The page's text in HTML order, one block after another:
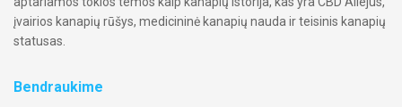
įvairios kanapių rūšys, medicininė kanapių nauda ir teisinis kanapių
statusas.
Bendraukime